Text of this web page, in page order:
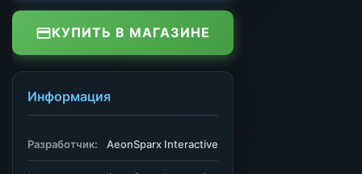
КУПИТЬ В МАГАЗИНЕ
Информация
Разработчик: AeonSparx Interactive